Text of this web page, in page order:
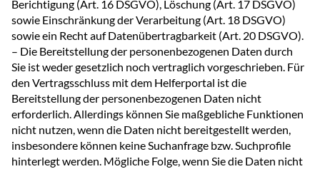
Berichtigung (Art. 16 DSGVO), Löschung (Art. 17 DSGVO)
sowie Einschränkung der Verarbeitung (Art. 18 DSGVO)
sowie ein Recht auf Datenübertragbarkeit (Art. 20 DSGVO).
– Die Bereitstellung der personenbezogenen Daten durch
Sie ist weder gesetzlich noch vertraglich vorgeschrieben. Für
den Vertragsschluss mit dem Helferportal ist die
Bereitstellung der personenbezogenen Daten nicht
erforderlich. Allerdings können Sie maßgebliche Funktionen
nicht nutzen, wenn die Daten nicht bereitgestellt werden,
insbesondere können keine Suchanfrage bzw. Suchprofile
hinterlegt werden. Mögliche Folge, wenn Sie die Daten nicht